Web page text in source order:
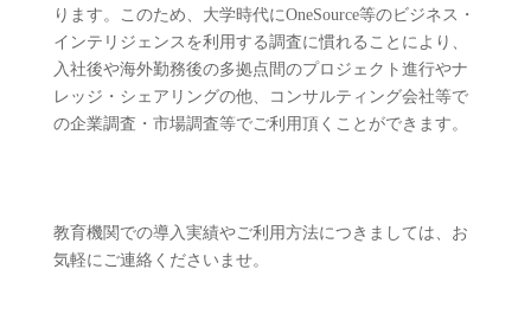
ります。このため、大学時代にOneSource等のビジネス・
インテリジェンスを利用する調査に慣れることにより、
入社後や海外勤務後の多拠点間のプロジェクト進行やナ
レッジ・シェアリングの他、コンサルティング会社等で
の企業調査・市場調査等でご利用頂くことができます。
教育機関での導入実績やご利用方法につきましては、お
気軽にご連絡くださいませ。